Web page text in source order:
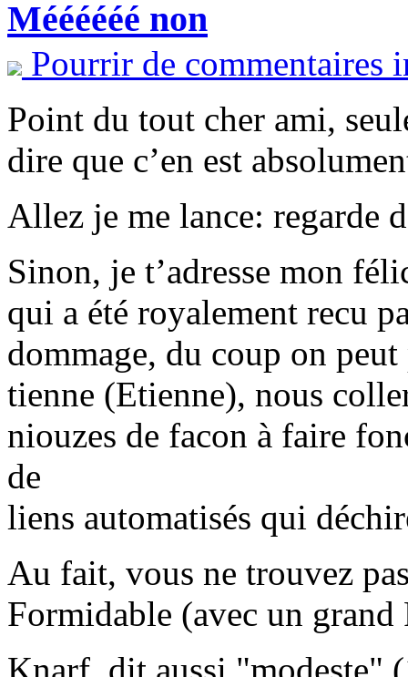
Méééééé non
Pourrir de commentaires
Point du tout cher ami,
dire que c’en est
Allez je me lance: regarde
Sinon, je t’adresse mon
qui a été royalement recu
dommage, du coup on
tienne (Etienne), nous
niouzes de facon à faire
de
liens automatisés qui
Au fait, vous ne trouvez
Formidable (avec un grand